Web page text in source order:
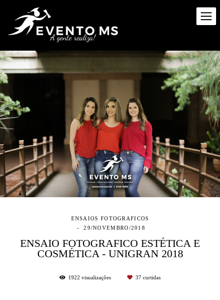
ENSAIOS FOTOGRAFICOS
29/NOVEMBRO/2018
ENSAIO FOTOGRAFICO ESTÉTICA E
COSMÉTICA - UNIGRAN 2018
1922 visualizações 37 curtidas